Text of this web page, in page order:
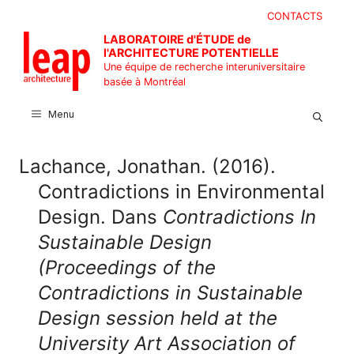
contenu
CONTACTS
LABORATOIRE d'ÉTUDE de
l'ARCHITECTURE POTENTIELLE
Une équipe de recherche interuniversitaire
basée à Montréal
Menu
Lachance, Jonathan. (2016).
Contradictions in Environmental
Design. Dans Contradictions In
Sustainable Design
(Proceedings of the
Contradictions in Sustainable
Design session held at the
University Art Association of